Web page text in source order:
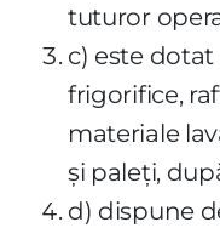
tuturor
c) este
frigorifice,
materiale
şi paleţi,
d) dispune